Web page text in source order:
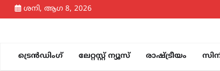
Skip
to
ശനി, ആഗ 8, 2026
ട്രെൻഡിംഗ് ലേറ്റസ്റ്റ് ന്യൂസ് രാഷ്ട്രീയം